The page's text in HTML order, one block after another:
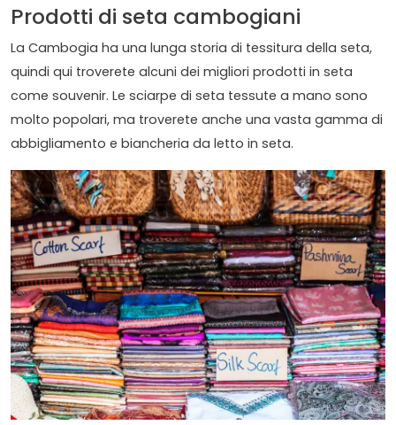
Prodotti di seta cambogiani
La Cambogia ha una lunga storia di tessitura della seta,
quindi qui troverete alcuni dei migliori prodotti in seta
come souvenir. Le sciarpe di seta tessute a mano sono
molto popolari, ma troverete anche una vasta gamma di
abbigliamento e biancheria da letto in seta.